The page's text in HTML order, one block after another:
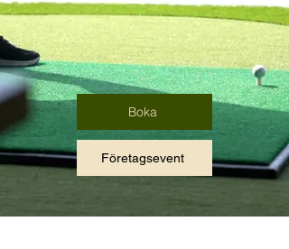
Boka
Företagsevent